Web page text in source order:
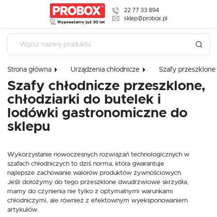
22 77 33 894
sklep@probox.pl
Strona główna Urządzenia chłodnicze Szafy przeszklone
Szafy chłodnicze przeszklone,
chłodziarki do butelek i
lodówki gastronomiczne do
sklepu
Wykorzystanie nowoczesnych rozwiązań technologicznych w
szafach chłodniczych to dziś norma, która gwarantuje
najlepsze zachowanie walorów produktów żywnościowych.
Jeśli dołożymy do tego przeszklone dwudrzwiowe skrzydła,
mamy do czynienia nie tylko z optymalnymi warunkami
chłodniczymi, ale również z efektownym wyeksponowaniem
artykułów.
USTAWIENIA
Szanujemy Twoją prywatność. Możesz zmienić ustawienia cookies
lub zaakceptować je wszystkie. W dowolnym momencie możesz
dokonać zmiany swoich ustawień.
Niezbędne
Niezbędne pliki cookies służą do prawidłowego funkcjonowania strony
internetowej i umożliwiają Ci komfortowe korzystanie z oferowanych przez nas
Pliki cookies odpowiadają na podejmowane przez Ciebie działania w celu m.in.
wypełniania formularzy. Dzięki plikom cookies strona, z której korzystasz, może
działać bez zakłóceń.
Więcej
Funkcjonalne i personalizacyjne
Tego typu pliki cookies umożliwiają stronie internetowej zapamiętanie
wprowadzonych przez Ciebie ustawień oraz personalizację określonych
funkcjonalności czy prezentowanych treści.
USTAWIENIA REGIONALNE
Lokalizacja
Polska
polski
Waluta
Polski złoty (PLN)